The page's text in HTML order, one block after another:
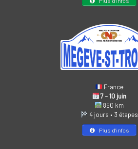
France
7 – 10 juin
850 km
4 jours • 3 étapes
Plus d’infos